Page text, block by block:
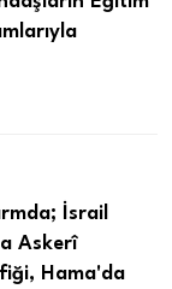
İsrail
Askerî
Hama'da